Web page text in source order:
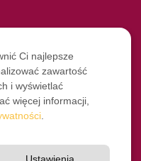
Ci najlepsze
zawartość
i wyświetlać
więcej informacji,